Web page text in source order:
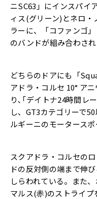
ニSC63」にインスパイ
ィス(グリーン)とネロ
ラーに、「コファンゴ
のバンドが組み合わされ
どちらのドアにも「
アドラ・コルセ 10° ア
り､｢デイトナ24時間レ
し、GT3カテゴリーで
ルギーニのモータース
スクアドラ・コルセの
ドの反対側の端まで伸
しらわれている。また
マルス(赤)のストライ